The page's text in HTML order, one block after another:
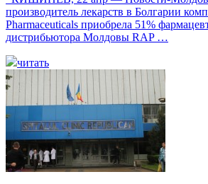
производитель лекарств в Болгарии
Pharmaceuticals приобрела 51%
дистрибьютора Молдовы RAP …
читать